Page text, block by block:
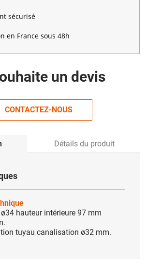
sécurisé
en France sous 48h
un devis
CONTACTEZ-NOUS
Détails du produit
hauteur intérieure 97 mm
tuyau canalisation ø32 mm.